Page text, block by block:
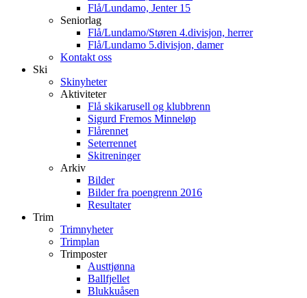
Flå/Lundamo, Jenter 15
Seniorlag
Flå/Lundamo/Støren 4.divisjon, herrer
Flå/Lundamo 5.divisjon, damer
Kontakt oss
Ski
Skinyheter
Aktiviteter
Flå skikarusell og klubbrenn
Sigurd Fremos Minneløp
Flårennet
Seterrennet
Skitreninger
Arkiv
Bilder
Bilder fra poengrenn 2016
Resultater
Trim
Trimnyheter
Trimplan
Trimposter
Austtjønna
Ballfjellet
Blukkuåsen